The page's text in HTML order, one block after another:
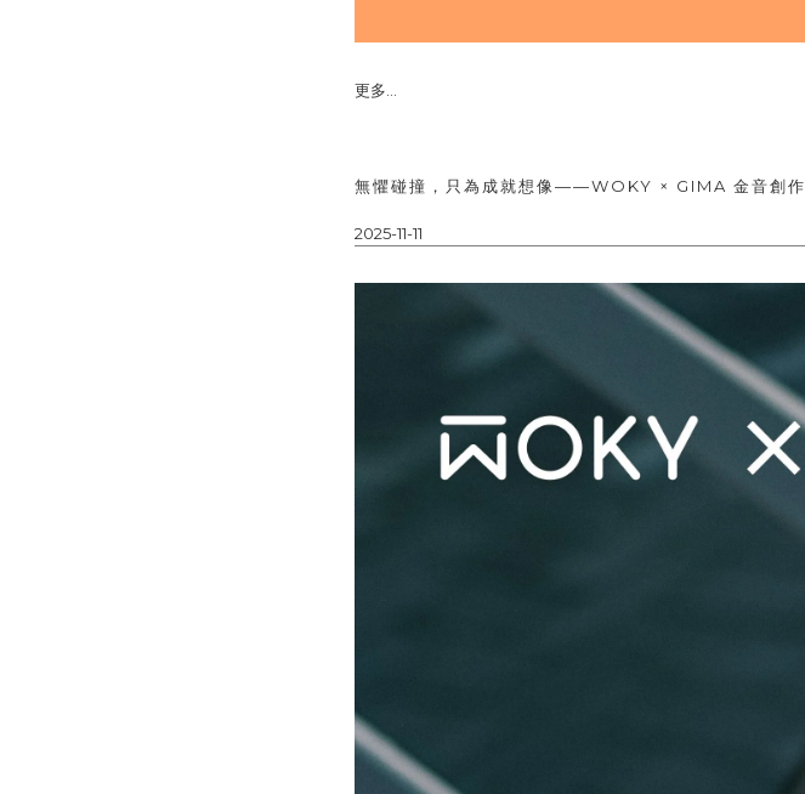
更多...
無懼碰撞，只為成就想像——WOKY × GIMA 金音創
2025-11-11